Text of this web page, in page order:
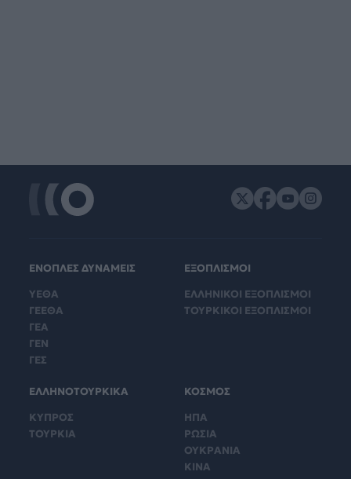
ΕΝΟΠΛΕΣ ΔΥΝΑΜΕΙΣ
ΥΕΘΑ
ΓΕΕΘΑ
ΓΕΑ
ΓΕΝ
ΓΕΣ
ΕΞΟΠΛΙΣΜΟΙ
ΕΛΛΗΝΙΚΟΙ ΕΞΟΠΛΙΣΜΟΙ
ΤΟΥΡΚΙΚΟΙ ΕΞΟΠΛΙΣΜΟΙ
ΕΛΛΗΝΟΤΟΥΡΚΙΚΑ
ΚΥΠΡΟΣ
ΤΟΥΡΚΙΑ
ΚΟΣΜΟΣ
ΗΠΑ
ΡΩΣΙΑ
ΟΥΚΡΑΝΙΑ
ΚΙΝΑ